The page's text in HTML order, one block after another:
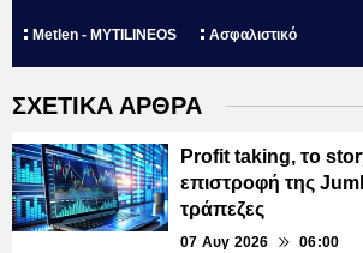
Metlen - MYTILINEOS Ασφαλιστικό
ΣΧΕΤΙΚΑ ΑΡΘΡΑ
Profit taking, το
επιστροφή της
τράπεζες
07 Αυγ 2026 06:00